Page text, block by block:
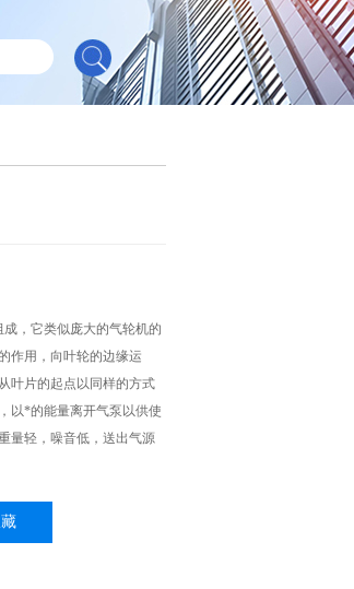
，它类似庞大的气轮机的
作用，向叶轮的边缘运
叶片的起点以同样的方式
以*的能量离开气泵以供使
量轻，噪音低，送出气源